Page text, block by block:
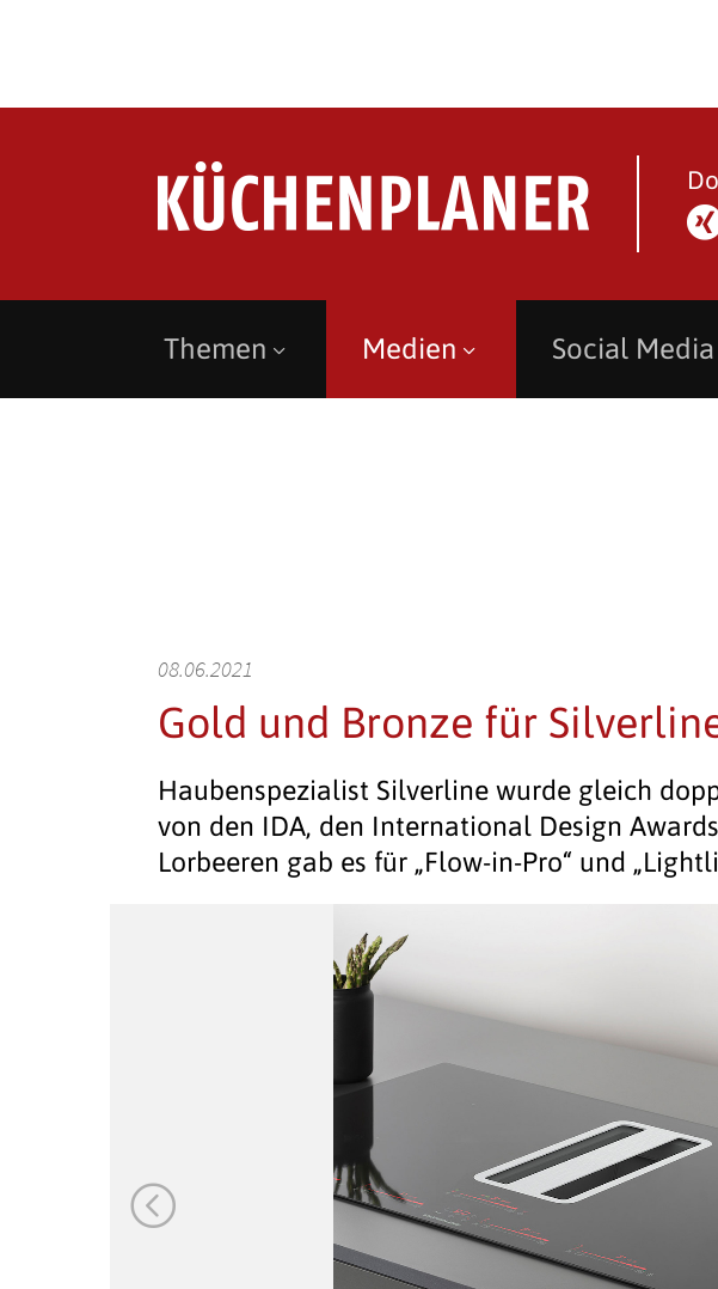
Themen Medien Social Media
08.06.2021
Gold und Bronze für
Haubenspezialist Silverline wurde gleich
von den IDA, den International Design
Lorbeeren gab es für „Flow-in-Pro“ und